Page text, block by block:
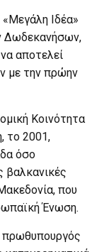
Ιδέα»
Δωδεκανήσων,
αποτελεί
με την πρώην
Κοινότητα
το 2001,
όσο
βαλκανικές
που
Ένωση.
πρωθυπουργός